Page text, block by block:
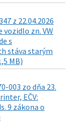
z 22.04.2026
vozidlo zn. VW
s
stáva starým
MB)
003 zo dňa 23.
EČV:
9 zákona o